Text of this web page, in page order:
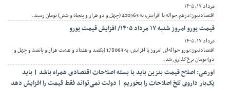
مرداد ۱۷, ۱۴۰۵
اقتصادنیوز:درهم حواله با افزایش، به 420563 (چهل و دو هزار و پنجاه و شش) تومان رسید.
قیمت یورو امروز شنبه ۱۷ مرداد ۱۴۰۵/ افزایش قیمت یورو
مرداد ۱۷, ۱۴۰۵
اقتصادنیوز:یورو حواله‌ای امروز با افزایش، به 178063 (یکصد و هفتاد و هشت هزار و پانصد و چهل و
دو) تومان نرخ‌گذاری شد.
اورعی: اصلاح قیمت بنزین باید با بسته اصلاحات اقتصادی همراه باشد | باید
یک‌بار داروی تلخ اصلاحات را بخوریم | دولت نمی‌تواند فقط قیمت را افزایش دهد